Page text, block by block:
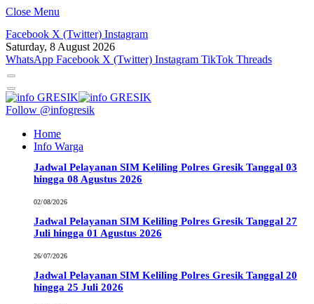
Close Menu
Facebook X (Twitter) Instagram
Saturday, 8 August 2026
WhatsApp Facebook X (Twitter) Instagram TikTok Threads
Follow @infogresik
Home
Info Warga
Jadwal Pelayanan SIM Keliling Polres Gresik Tanggal 03
hingga 08 Agustus 2026
02/08/2026
Jadwal Pelayanan SIM Keliling Polres Gresik Tanggal 27
Juli hingga 01 Agustus 2026
26/07/2026
Jadwal Pelayanan SIM Keliling Polres Gresik Tanggal 20
hingga 25 Juli 2026